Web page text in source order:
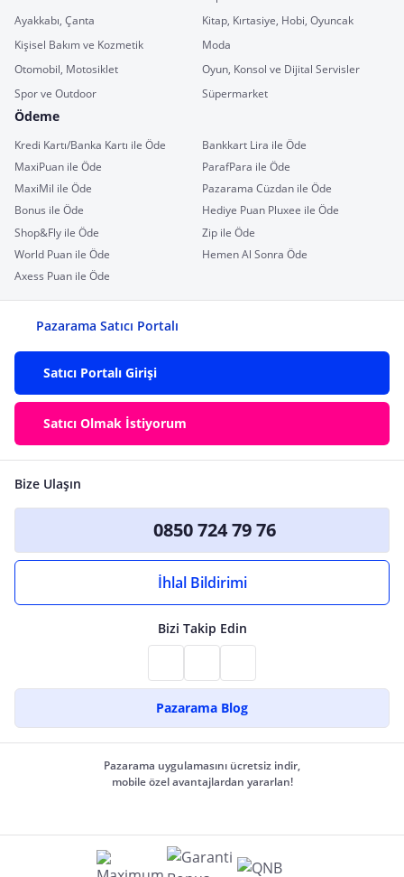
Ayakkabı, Çanta
Kitap, Kırtasiye, Hobi, Oyuncak
Kişisel Bakım ve Kozmetik
Moda
Otomobil, Motosiklet
Oyun, Konsol ve Dijital Servisler
Spor ve Outdoor
Süpermarket
Ödeme
Kredi Kartı/Banka Kartı ile Öde
Bankkart Lira ile Öde
MaxiPuan ile Öde
ParafPara ile Öde
MaxiMil ile Öde
Pazarama Cüzdan ile Öde
Bonus ile Öde
Hediye Puan Pluxee ile Öde
Shop&Fly ile Öde
Zip ile Öde
World Puan ile Öde
Hemen Al Sonra Öde
Axess Puan ile Öde
Pazarama Satıcı Portalı
Satıcı Portalı Girişi
Satıcı Olmak İstiyorum
Bize Ulaşın
0850 724 79 76
İhlal Bildirimi
Bizi Takip Edin
Pazarama Blog
Pazarama uygulamasını ücretsiz indir,
mobile özel avantajlardan yararlan!